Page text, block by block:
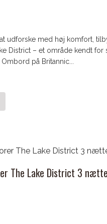
udforske med høj komfort,
District – et område kendt for
på Britannic...
The Lake District 3